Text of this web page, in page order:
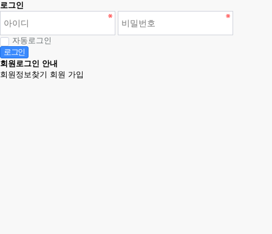
로그인
자동로그인
로그인
회원로그인 안내
회원정보찾기 회원 가입